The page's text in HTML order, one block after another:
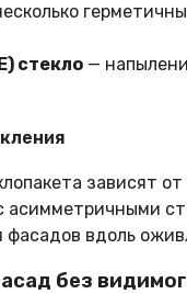
стекло —
зависят
асимметричными
вдоль
без